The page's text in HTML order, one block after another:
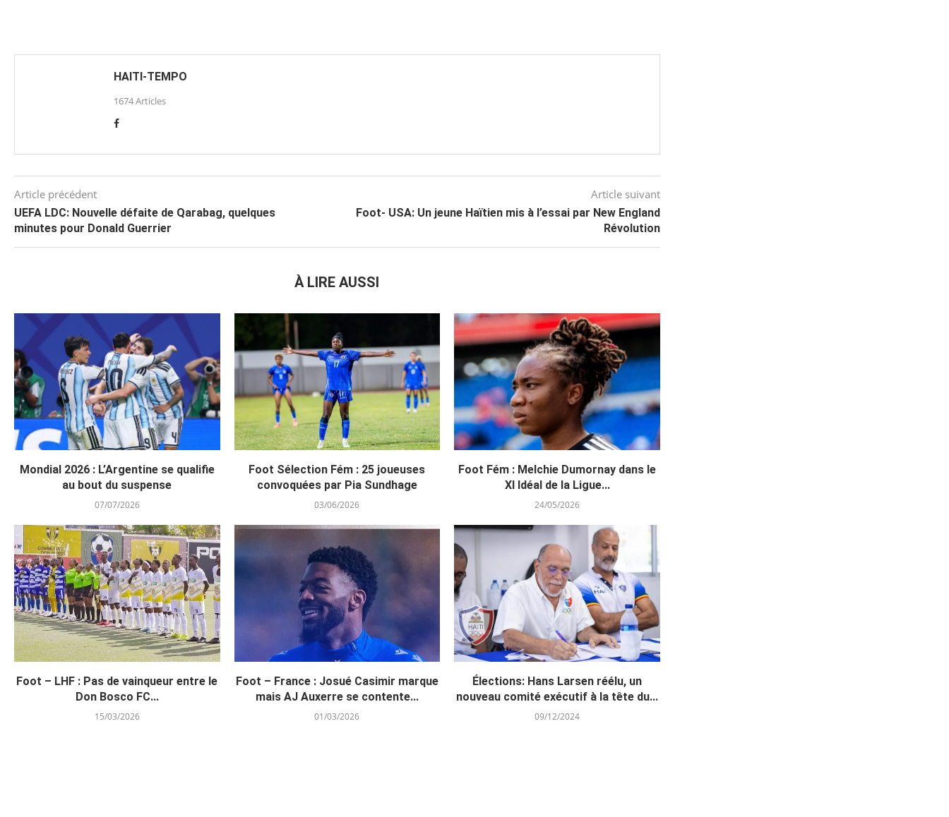
HAITI-TEMPO
1674 Articles
Article précédent
UEFA LDC: Nouvelle défaite de Qarabag, quelques
minutes pour Donald Guerrier
Article suivant
Foot- USA: Un jeune Haïtien mis à l’essai par New England
Révolution
À LIRE AUSSI
Mondial 2026 : L’Argentine se qualifie
au bout du suspense
07/07/2026
Foot Sélection Fém : 25 joueuses
convoquées par Pia Sundhage
03/06/2026
Foot Fém : Melchie Dumornay dans le
XI Idéal de la Ligue...
24/05/2026
Foot – LHF : Pas de vainqueur entre le
Don Bosco FC...
15/03/2026
Foot – France : Josué Casimir marque
mais AJ Auxerre se contente...
01/03/2026
Élections: Hans Larsen réélu, un
nouveau comité exécutif à la tête du...
09/12/2024